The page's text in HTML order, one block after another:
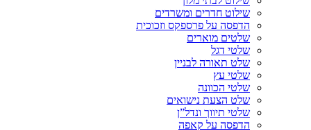
שילוט חדרים ומשרדים
הדפסה על פרספקס וזכוכית
שלטים מוארים
שלטי דגל
שלט תאורה לבניין
שלטי עץ
שלטי הכוונה
שלט הצעת נישואים
שלטי תיווך ונדל”ן
הדפסה על קאפה